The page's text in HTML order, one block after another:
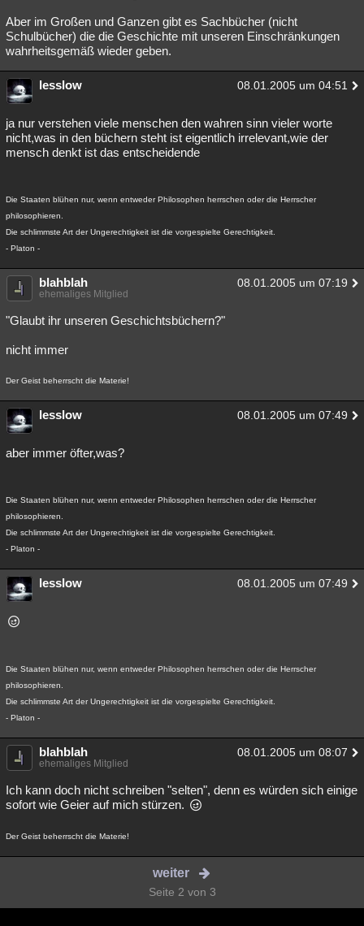
Aber im Großen und Ganzen gibt es Sachbücher (nicht
Schulbücher) die die Geschichte mit unseren Einschränkungen
wahrheitsgemäß wieder geben.
lesslow 08.01.2005 um 04:51
ja nur verstehen viele menschen den wahren sinn vieler worte
nicht,was in den büchern steht ist eigentlich irrelevant,wie der
mensch denkt ist das entscheidende
Die Staaten blühen nur, wenn entweder Philosophen herrschen oder die Herrscher
philosophieren.
Die schlimmste Art der Ungerechtigkeit ist die vorgespielte Gerechtigkeit.
- Platon -
blahblah 08.01.2005 um 07:19
ehemaliges Mitglied
"Glaubt ihr unseren Geschichtsbüchern?"
nicht immer
Der Geist beherrscht die Materie!
lesslow 08.01.2005 um 07:49
aber immer öfter,was?
Die Staaten blühen nur, wenn entweder Philosophen herrschen oder die Herrscher
philosophieren.
Die schlimmste Art der Ungerechtigkeit ist die vorgespielte Gerechtigkeit.
- Platon -
lesslow 08.01.2005 um 07:49
Die Staaten blühen nur, wenn entweder Philosophen herrschen oder die Herrscher
philosophieren.
Die schlimmste Art der Ungerechtigkeit ist die vorgespielte Gerechtigkeit.
- Platon -
blahblah 08.01.2005 um 08:07
ehemaliges Mitglied
Ich kann doch nicht schreiben "selten", denn es würden sich einige
sofort wie Geier auf mich stürzen.
Der Geist beherrscht die Materie!
weiter
Seite 2 von 3